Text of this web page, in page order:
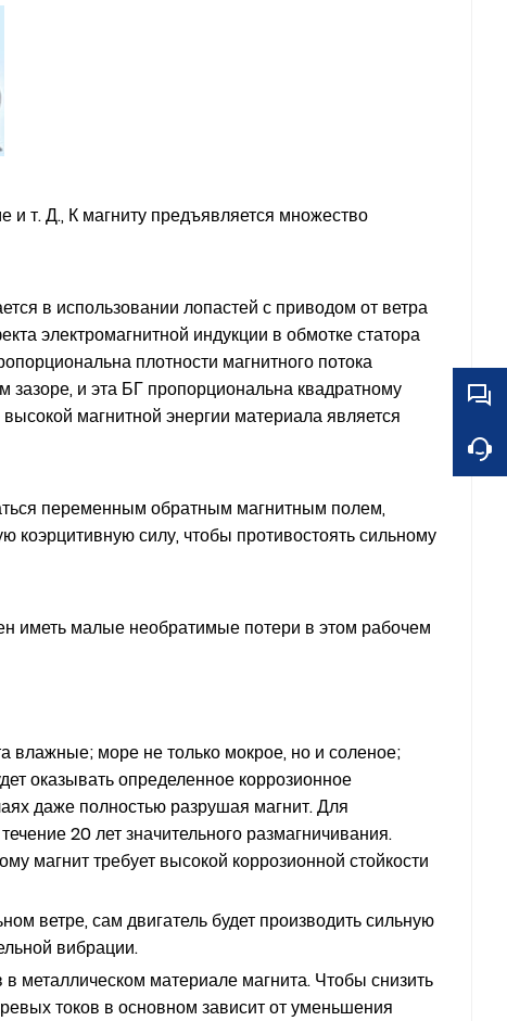
и т. Д., К магниту предъявляется множество
в использовании лопастей с приводом от ветра
электромагнитной индукции в обмотке статора
плотности магнитного потока
и эта БГ пропорциональна квадратному
магнитной энергии материала является
переменным обратным магнитным полем,
коэрцитивную силу, чтобы противостоять сильному
иметь малые необратимые потери в этом рабочем
влажные; море не только мокрое, но и соленое;
оказывать определенное коррозионное
даже полностью разрушая магнит. Для
20 лет значительного размагничивания.
магнит требует высокой коррозионной стойкости
ветре, сам двигатель будет производить сильную
вибрации.
металлическом материале магнита. Чтобы снизить
токов в основном зависит от уменьшения